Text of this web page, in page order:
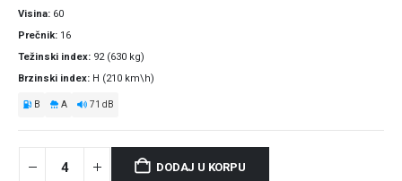
Visina 60
Prečnik 16
Težinski index 92 (630 kg)
Brzinski index
H (210 km\h)
B A 71 dB
DODAJ U KORPU